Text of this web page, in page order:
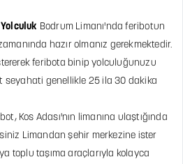
Bodrum Limanı'nda feribotun
hazır olmanız gerekmektedir.
feribota binip yolculuğunuzu
seyahati genellikle 25 ila 30 dakika
Kos Adası'nın limanına ulaştığında
Limandan şehir merkezine ister
toplu taşıma araçlarıyla kolayca